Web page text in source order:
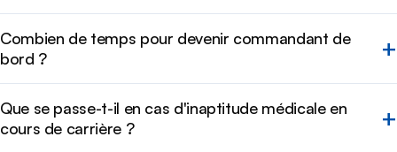
Combien de temps pour devenir commandant de
bord ?
Que se passe-t-il en cas d'inaptitude médicale en
cours de carrière ?